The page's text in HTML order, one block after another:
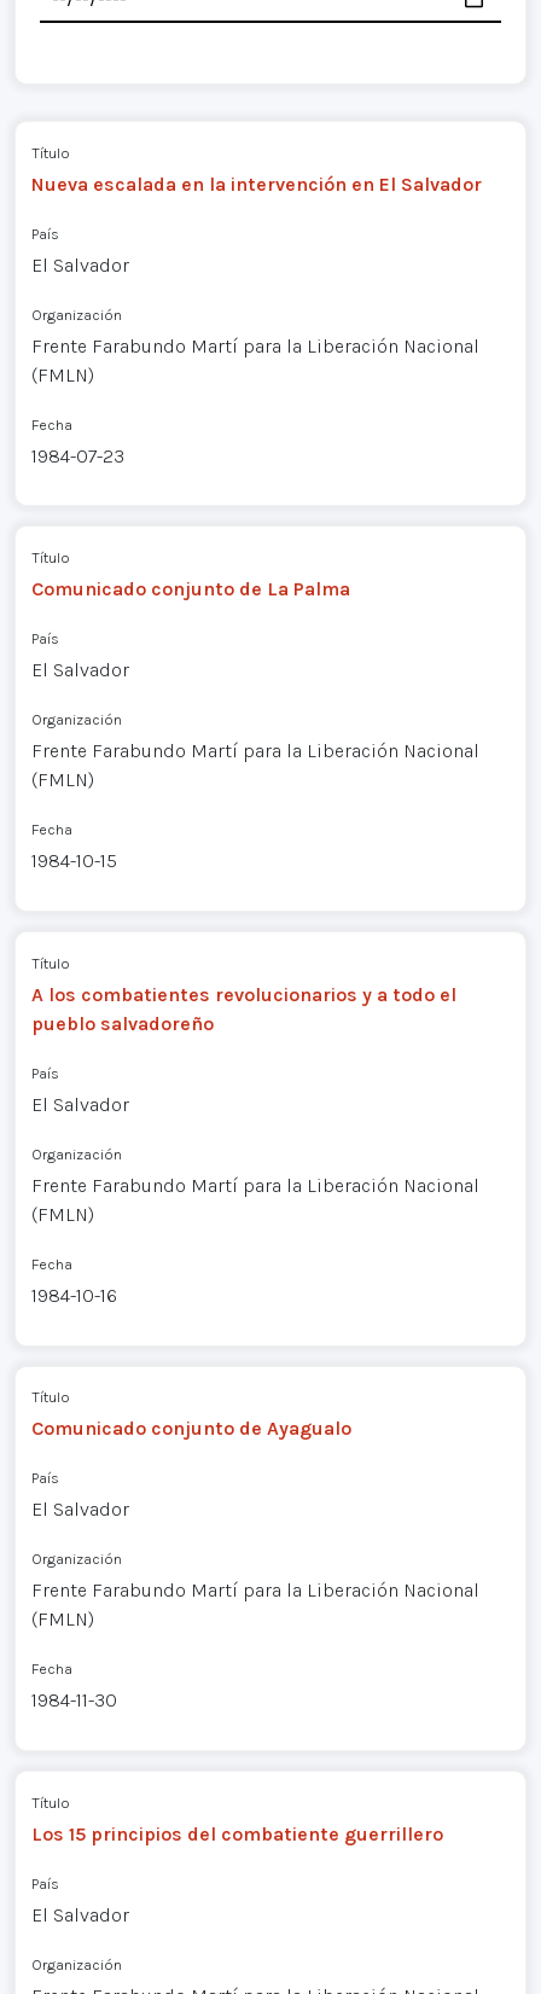
Título
Nueva escalada en la intervención en El Salvador
País
El Salvador
Organización
Frente Farabundo Martí para la Liberación Nacional
(FMLN)
Fecha
1984-07-23
Título
Comunicado conjunto de La Palma
País
El Salvador
Organización
Frente Farabundo Martí para la Liberación Nacional
(FMLN)
Fecha
1984-10-15
Título
A los combatientes revolucionarios y a todo el
pueblo salvadoreño
País
El Salvador
Organización
Frente Farabundo Martí para la Liberación Nacional
(FMLN)
Fecha
1984-10-16
Título
Comunicado conjunto de Ayagualo
País
El Salvador
Organización
Frente Farabundo Martí para la Liberación Nacional
(FMLN)
Fecha
1984-11-30
Título
Los 15 principios del combatiente guerrillero
País
El Salvador
Organización